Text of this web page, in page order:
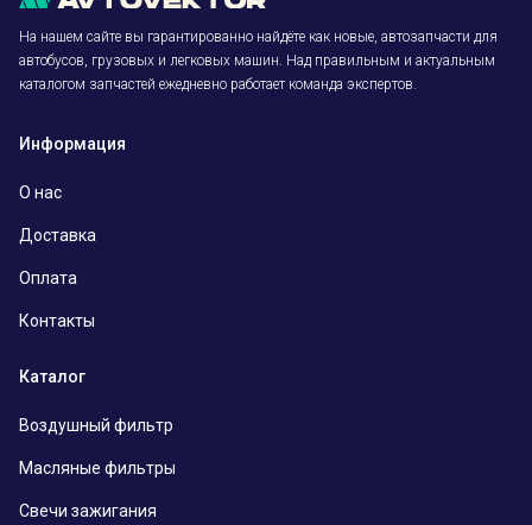
На нашем сайте вы гарантированно найдёте как новые, автозапчасти для
автобусов, грузовых и легковых машин. Над правильным и актуальным
каталогом запчастей ежедневно работает команда экспертов.
Информация
О нас
Доставка
Оплата
Контакты
Каталог
Воздушный фильтр
Масляные фильтры
Свечи зажигания